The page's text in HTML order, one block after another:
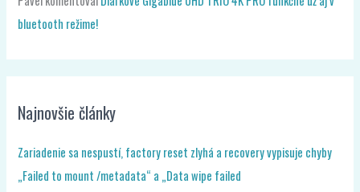
bluetooth režime!
Najnovšie články
Zariadenie sa nespustí, factory reset zlyhá a recovery vypisuje chyby
„Failed to mount /metadata“ a „Data wipe failed